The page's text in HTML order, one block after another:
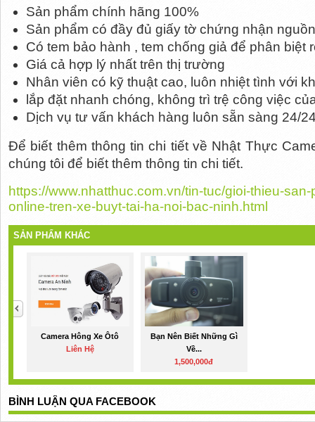
Sản phẩm chính hãng 100%
Sản phẩm có đầy đủ giấy tờ chứng nhận
Có tem bảo hành , tem chống giả để phân biệt
Giá cả hợp lý nhất trên thị trường
Nhân viên có kỹ thuật cao, luôn nhiệt tình với
lắp đặt nhanh chóng, không trì trệ công việc
Dịch vụ tư vấn khách hàng luôn sẵn sàng 24/
Để biết thêm thông tin chi tiết về Nhật Thực
chúng tôi để biết thêm thông tin chi tiết.
https://www.nhatthuc.com.vn/tin-tuc/gioi-thieu-
online-tren-xe-buyt-tai-ha-noi-bac-ninh.html
SẢN PHẨM KHÁC
Camera Hông Xe Ôtô
Liên Hệ
Bạn Nên Biết Những Gì
Về...
1,500,000đ
BÌNH LUẬN QUA FACEBOOK